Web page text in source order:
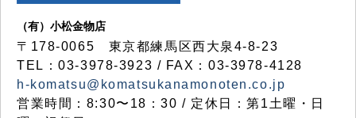
（有）小松金物店
〒178-0065 東京都練馬区西大泉4-8-23
TEL：03-3978-3923 / FAX：03-3978-4128
h-komatsu@komatsukanamonoten.co.jp
営業時間：8:30〜18：30 / 定休日：第1土曜・日